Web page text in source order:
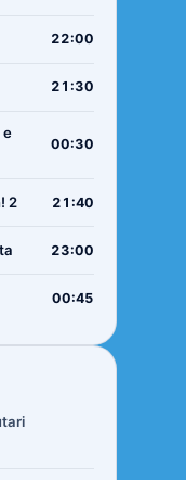
22:00
21:30
e
00:30
2 21:40
23:00
00:45